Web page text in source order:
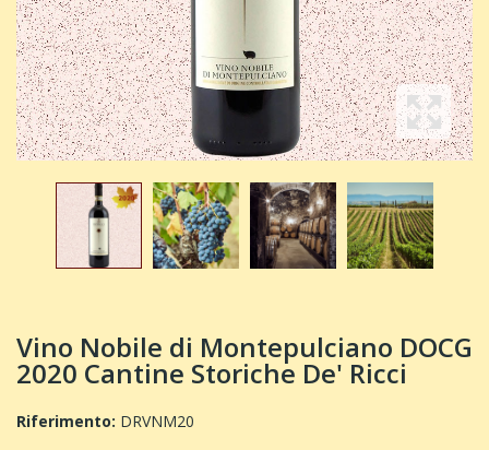
Vino Nobile di Montepulciano DOCG
2020 Cantine Storiche De' Ricci
Riferimento: DRVNM20